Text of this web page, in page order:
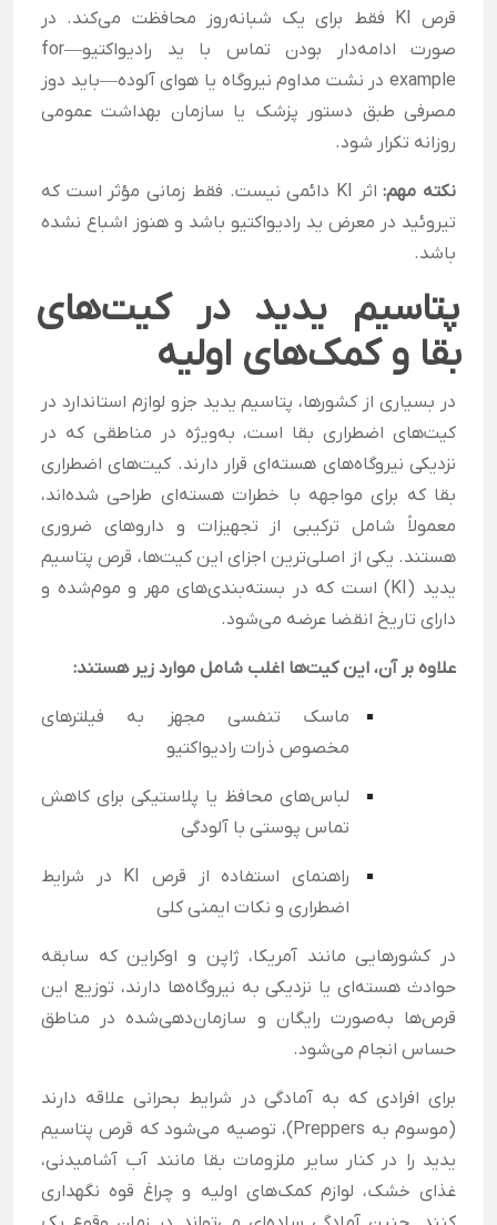
قرص KI فقط برای یک شبانه‌روز محافظت می‌کند. در
صورت ادامه‌دار بودن تماس با ید رادیواکتیو—for
example در نشت مداوم نیروگاه یا هوای آلوده—باید دوز
مصرفی طبق دستور پزشک یا سازمان بهداشت عمومی
روزانه تکرار شود.
نکته مهم:
اثر KI دائمی نیست. فقط زمانی مؤثر است که
تیروئید در معرض ید رادیواکتیو باشد و هنوز اشباع نشده
باشد.
پتاسیم یدید در کیت‌های
بقا و کمک‌های اولیه
در بسیاری از کشورها، پتاسیم یدید جزو لوازم استاندارد در
کیت‌های اضطراری بقا است، به‌ویژه در مناطقی که در
نزدیکی نیروگاه‌های هسته‌ای قرار دارند. کیت‌های اضطراری
بقا که برای مواجهه با خطرات هسته‌ای طراحی شده‌اند،
معمولاً شامل ترکیبی از تجهیزات و داروهای ضروری
هستند. یکی از اصلی‌ترین اجزای این کیت‌ها، قرص پتاسیم
یدید (KI) است که در بسته‌بندی‌های مهر و موم‌شده و
دارای تاریخ انقضا عرضه می‌شود.
علاوه بر آن، این کیت‌ها اغلب شامل موارد زیر هستند:
ماسک تنفسی مجهز به فیلترهای
مخصوص ذرات رادیواکتیو
لباس‌های محافظ یا پلاستیکی برای کاهش
تماس پوستی با آلودگی
راهنمای استفاده از قرص KI در شرایط
اضطراری و نکات ایمنی کلی
در کشورهایی مانند آمریکا، ژاپن و اوکراین که سابقه
حوادث هسته‌ای یا نزدیکی به نیروگاه‌ها دارند، توزیع این
قرص‌ها به‌صورت رایگان و سازمان‌دهی‌شده در مناطق
حساس انجام می‌شود.
برای افرادی که به آمادگی در شرایط بحرانی علاقه دارند
(موسوم به Preppers)، توصیه می‌شود که قرص پتاسیم
یدید را در کنار سایر ملزومات بقا مانند آب آشامیدنی،
غذای خشک، لوازم کمک‌های اولیه و چراغ قوه نگهداری